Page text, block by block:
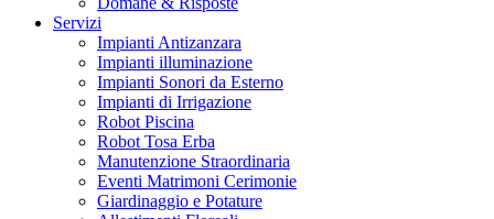
Servizi
Impianti Antizanzara
Impianti illuminazione
Impianti Sonori da Esterno
Impianti di Irrigazione
Robot Piscina
Robot Tosa Erba
Manutenzione Straordinaria
Eventi Matrimoni Cerimonie
Giardinaggio e Potature